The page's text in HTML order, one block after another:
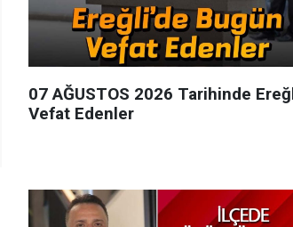
07 AĞUSTOS 2026 Tarihinde
Vefat Edenler